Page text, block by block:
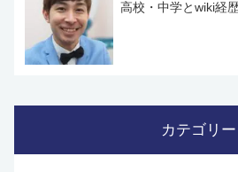
高校・中学とwiki経
カテゴリー